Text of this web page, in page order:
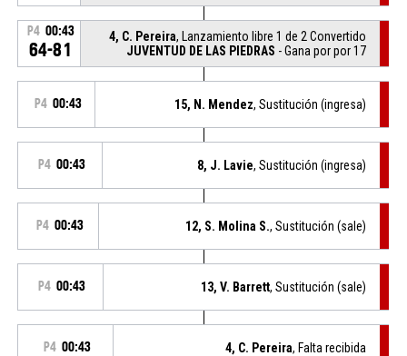
P4 00:43
64-81
4, C. Pereira, Lanzamiento libre 1 de 2 Convertido
JUVENTUD DE LAS PIEDRAS - Gana por por 17
P4 00:43 15, N. Mendez, Sustitución (ingresa)
P4 00:43 8, J. Lavie, Sustitución (ingresa)
P4 00:43 12, S. Molina S., Sustitución (sale)
P4 00:43 13, V. Barrett, Sustitución (sale)
P4 00:43 4, C. Pereira, Falta recibida